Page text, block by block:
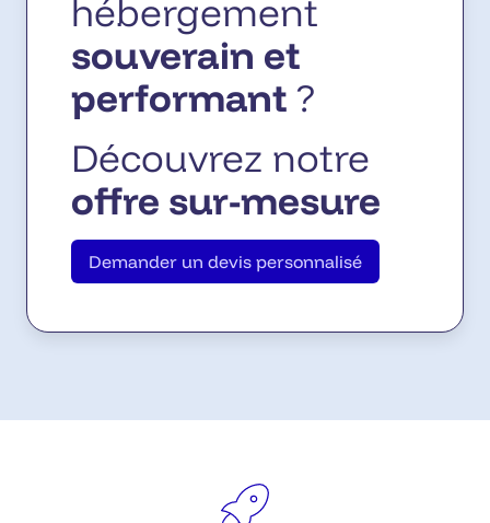
engagement écoresponsable.
hébergement
souverain et
performant ?
Découvrez notre
offre sur-mesure
Demander un devis personnalisé